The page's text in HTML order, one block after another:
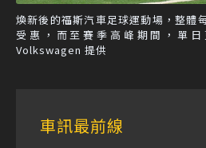
煥新後的福斯汽車足球運動場，整體
受惠，而至賽季高峰期間，單
Volkswagen 提供
車訊最前線